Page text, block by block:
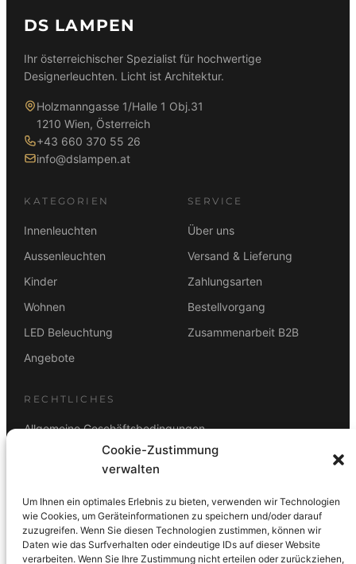
Cookie-Zustimmung
verwalten
Um Ihnen ein optimales Erlebnis zu bieten, verwenden wir Technologien
wie Cookies, um Geräteinformationen zu speichern und/oder darauf
zuzugreifen. Wenn Sie diesen Technologien zustimmen, können wir
Daten wie das Surfverhalten oder eindeutige IDs auf dieser Website
verarbeiten. Wenn Sie Ihre Zustimmung nicht erteilen oder zurückziehen,
DS LAMPEN
Ihr österreichischer Spezialist für hochwertige
Designerleuchten. Licht ist Architektur.
Holzmanngasse 1/Halle 1 Obj.31
1210 Wien, Österreich
+43 660 370 55 26
info@dslampen.at
KATEGORIEN
Innenleuchten
Aussenleuchten
Kinder
Wohnen
LED Beleuchtung
Angebote
SERVICE
Über uns
Versand & Lieferung
Zahlungsarten
Bestellvorgang
Zusammenarbeit B2B
RECHTLICHES
Allgemeine Geschäftsbedingungen
Rücktrittsbelehrung
ZAHLUNGSARTEN